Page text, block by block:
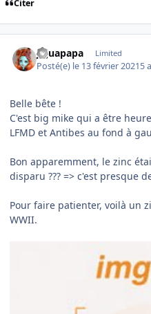
Citer
jujuapapa Limited
Posté(e) le 13 février 20215 a
Belle bête !
C'est big mike qui a être
LFMD et Antibes au fond à
Bon apparemment, le zinc
disparu ??? => c'est presque
Pour faire patienter, voilà un
WWII.